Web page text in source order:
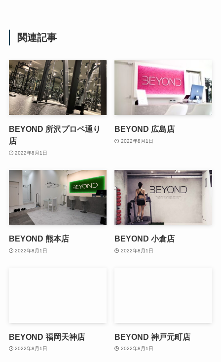
関連記事
BEYOND 所沢プロペ通り
店
2022年8月1日
BEYOND 広島店
2022年8月1日
BEYOND 熊本店
2022年8月1日
BEYOND 小倉店
2022年8月1日
BEYOND 福岡天神店
2022年8月1日
BEYOND 神戸元町店
2022年8月1日